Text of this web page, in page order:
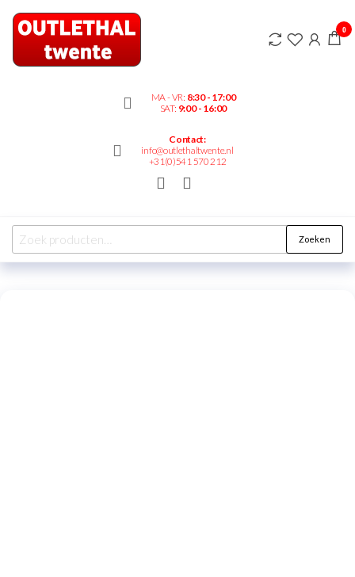
Outlethaltwente.nl
– altijd iets te
MA - VR: 8:30 - 17:00
SAT: 9:00 - 16:00
Contact:
info@outlethaltwente.nl
+31(0)541 570 212
0
Zoeken